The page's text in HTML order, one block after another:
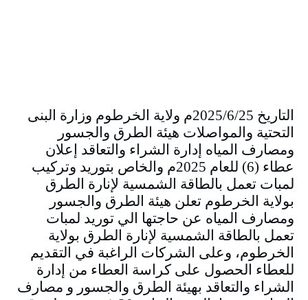
التاريخ 2025/6/25م ولاية الخرطوم وزارة البنى
التحتية والمواصلات هيئة الطرق والجسور
ومصارف المياه إدارة الشراء والتعاقد إعلان
عطاء (6) للعام 2025م والخاص بتوريد وتركيب
لمبات تعمل بالطاقة الشمسية لإنارة الطرق
بولاية الخرطوم تعلن هيئة الطرق والجسور
ومصارف المياه عن حاجتها الي توريد لمبات
تعمل بالطاقة الشمسية لإنارة الطرق بولاية
الخرطوم، وعلى الشركات الراغبة في التقديم
للعطاء الحصول على كراسة العطاء من إدارة
الشراء والتعاقد بهيئة الطرق والجسور و مصارف